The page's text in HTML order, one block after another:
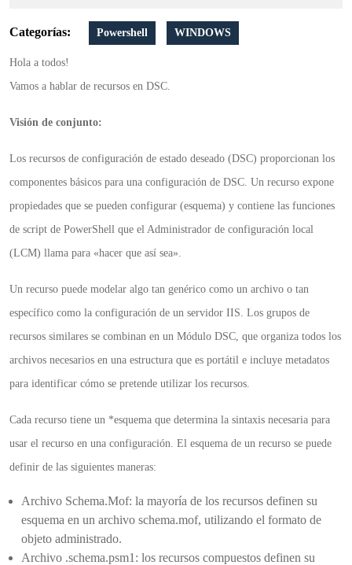
Categorías: Powershell WINDOWS
Hola a todos!
Vamos a hablar de recursos en DSC.
Visión de conjunto:
Los recursos de configuración de estado deseado (DSC) proporcionan los
componentes básicos para una configuración de DSC. Un recurso expone
propiedades que se pueden configurar (esquema) y contiene las funciones
de script de PowerShell que el Administrador de configuración local
(LCM) llama para «hacer que así sea».
Un recurso puede modelar algo tan genérico como un archivo o tan
específico como la configuración de un servidor IIS. Los grupos de
recursos similares se combinan en un Módulo DSC, que organiza todos los
archivos necesarios en una estructura que es portátil e incluye metadatos
para identificar cómo se pretende utilizar los recursos.
Cada recurso tiene un *esquema que determina la sintaxis necesaria para
usar el recurso en una configuración. El esquema de un recurso se puede
definir de las siguientes maneras:
Archivo Schema.Mof: la mayoría de los recursos definen su
esquema en un archivo schema.mof, utilizando el formato de
objeto administrado.
Archivo .schema.psm1: los recursos compuestos definen su